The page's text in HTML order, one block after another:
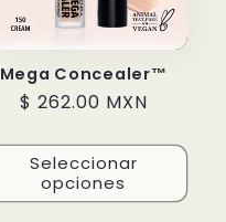
Mega Concealer™
Precio
$ 262.00 MXN
Seleccionar
opciones